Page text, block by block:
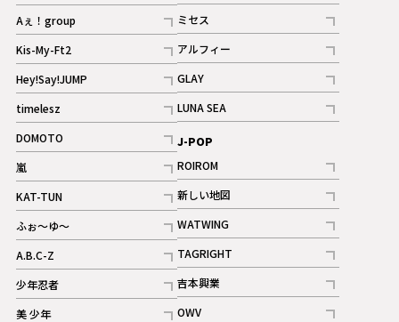
記事
Aぇ！group
記事
Kis-My-Ft2
記事
ギャラリー
Hey!Say!JUMP
記事
timelesz
記事
DOMOTO
記事
嵐
記事
KAT-TUN
記事
ふぉ～ゆ～
記事
A.B.C-Z
記事
ギャラリー
少年忍者
記事
美 少年
記事
ミセス
記事
アルフィー
記事
GLAY
記事
LUNA SEA
記事
J-POP
ROIROM
記事
新しい地図
記事
WATWING
記事
TAGRIGHT
記事
吉本興業
記事
OWV